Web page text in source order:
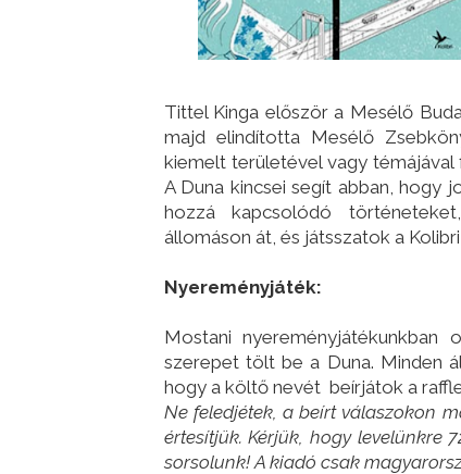
Tittel Kinga először a Mesélő
majd elindította Mesélő
kiemelt területével vagy
A Duna kincsei segít abban, hogy
hozzá kapcsolódó
állomáson át, és játsszatok a
Nyereményjáték:
Mostani nyereményjátékunkban
szerepet tölt be a Duna. Minden
hogy a költő nevét beírjátok a
Ne feledjétek, a beírt válaszokon
értesítjük. Kérjük, hogy levelünkre
sorsolunk! A kiadó csak